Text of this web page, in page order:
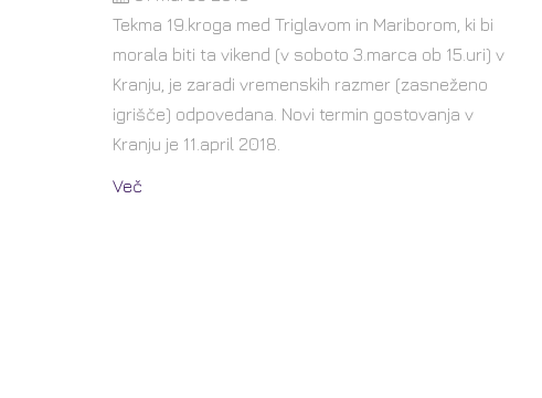
Tekma 19.kroga med Triglavom in Mariborom, ki bi
morala biti ta vikend (v soboto 3.marca ob 15.uri) v
Kranju, je zaradi vremenskih razmer (zasneženo
igrišče) odpovedana. Novi termin gostovanja v
Kranju je 11.april 2018.
Več